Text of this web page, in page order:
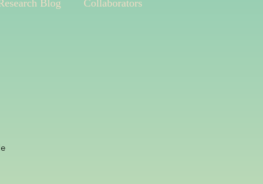
Blog Collaborators